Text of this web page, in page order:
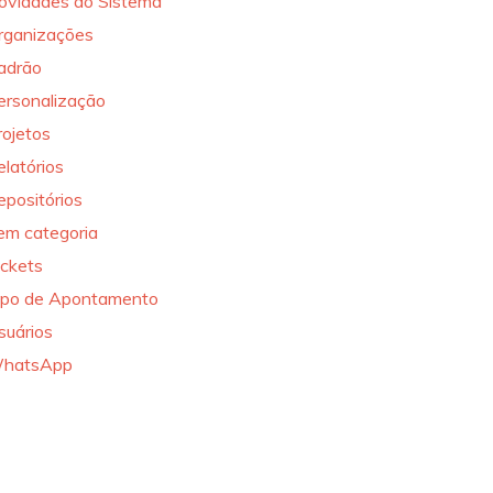
categoria
de Apontamento